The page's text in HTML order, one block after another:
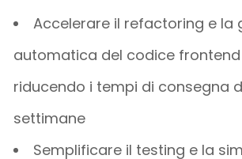
Accelerare il refactoring e la
automatica del codice frontend
riducendo i tempi di consegna
settimane
Semplificare il testing e la